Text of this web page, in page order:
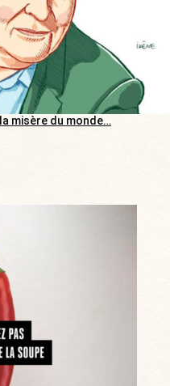
la misère du monde…